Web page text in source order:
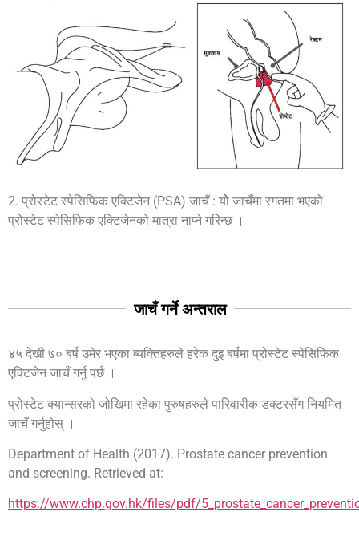
2. प्रोस्टेट स्पेसिफिक एक्टिजेन (PSA) जाचँ : योे जाचँमा रगतमा भएको
प्रोस्टेट स्पेसिफिक एक्टिजेनको मात्रा नाप्ने गरिन्छ ।
जाचँ गर्ने अन्तराल
४५ देखी ७० बर्ष उमेर भएका ब्यक्तिहरुले हरेक दुइ बर्षमा प्रोस्टेट स्पेसिफिक
एक्टिजेन जाचँ गर्नु पर्छ ।
प्रोस्टेट क्यान्सरको जोखिमा रहेका पुरुषहरुले पारिवारीक डक्टरसँग नियमित
जाचँ गर्नुहोस् ।
Department of Health (2017). Prostate cancer prevention
and screening. Retrieved at:
https://www.chp.gov.hk/files/pdf/